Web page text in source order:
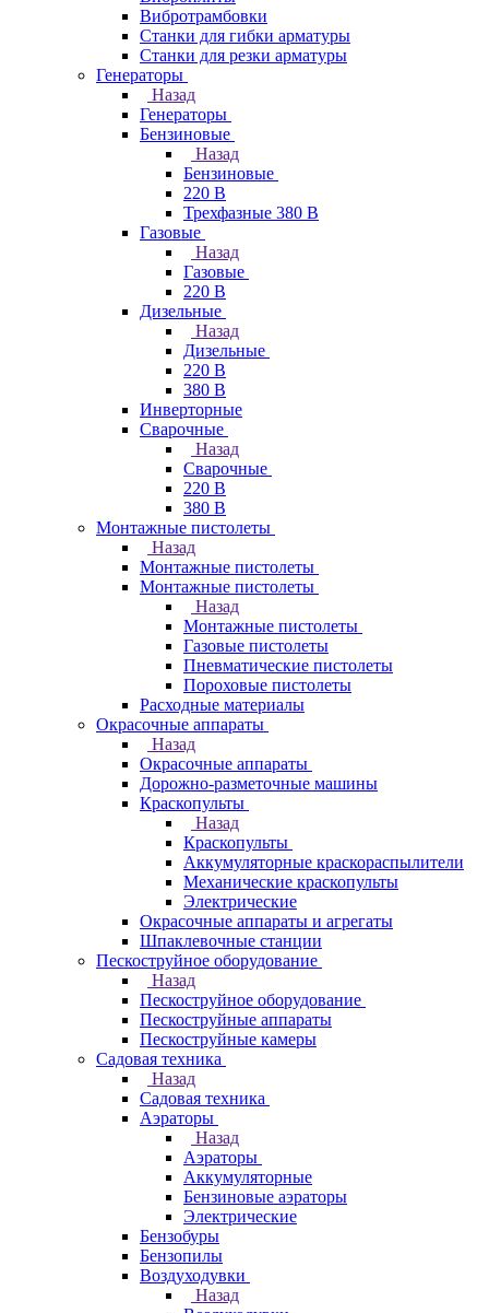
Вибротрамбовки
Станки для гибки арматуры
Станки для резки арматуры
Генераторы
Назад
Генераторы
Бензиновые
Назад
Бензиновые
220 В
Трехфазные 380 В
Газовые
Назад
Газовые
220 В
Дизельные
Назад
Дизельные
220 В
380 В
Инверторные
Сварочные
Назад
Сварочные
220 В
380 В
Монтажные пистолеты
Назад
Монтажные пистолеты
Монтажные пистолеты
Назад
Монтажные пистолеты
Газовые пистолеты
Пневматические пистолеты
Пороховые пистолеты
Расходные материалы
Окрасочные аппараты
Назад
Окрасочные аппараты
Дорожно-разметочные машины
Краскопульты
Назад
Краскопульты
Аккумуляторные краскораспылители
Механические краскопульты
Электрические
Окрасочные аппараты и агрегаты
Шпаклевочные станции
Пескоструйное оборудование
Назад
Пескоструйное оборудование
Пескоструйные аппараты
Пескоструйные камеры
Садовая техника
Назад
Садовая техника
Аэраторы
Назад
Аэраторы
Аккумуляторные
Бензиновые аэраторы
Электрические
Бензобуры
Бензопилы
Воздуходувки
Назад